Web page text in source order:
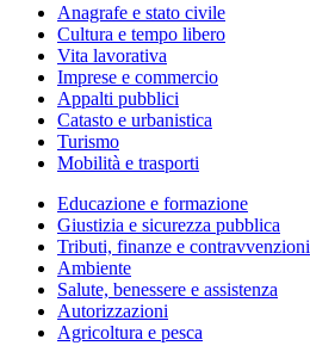
Anagrafe e stato civile
Cultura e tempo libero
Vita lavorativa
Imprese e commercio
Appalti pubblici
Catasto e urbanistica
Turismo
Mobilità e trasporti
Educazione e formazione
Giustizia e sicurezza pubblica
Tributi, finanze e contravvenzioni
Ambiente
Salute, benessere e assistenza
Autorizzazioni
Agricoltura e pesca